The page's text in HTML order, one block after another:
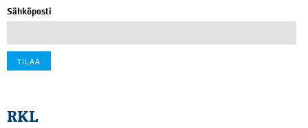
Sähköposti
RKL